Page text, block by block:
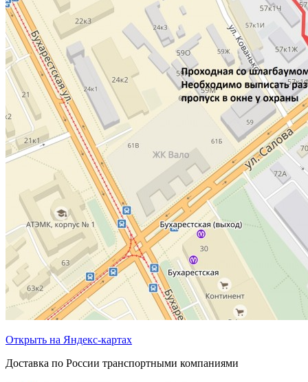
Открыть на Яндекс-картах
Доставка по России транспортными компаниями